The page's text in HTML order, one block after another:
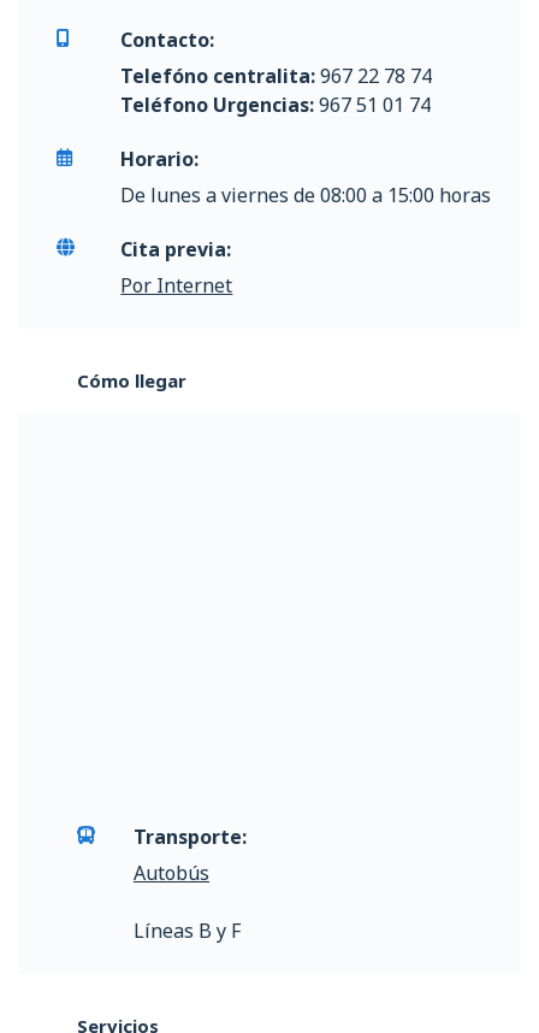
Contacto:
Telefóno centralita:967 22 78 74
Teléfono Urgencias:967 51 01 74
Horario:
De lunes a viernes de 08:00 a 15:00 horas
Cita previa:
Por Internet
Cómo llegar
Transporte:
Autobús
Líneas B y F
Servicios